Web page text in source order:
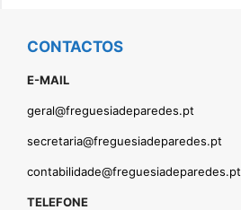
CONTACTOS
E-MAIL
geral@freguesiadeparedes.pt
secretaria@freguesiadeparedes.pt
contabilidade@freguesiadeparedes.pt
TELEFONE